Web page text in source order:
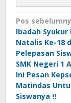
pos
Pos
Ibadah Syukur
Natalis Ke-18
Pelepasan
SMK Negeri 1
Ini Pesan
Matindas
Siswanya !!